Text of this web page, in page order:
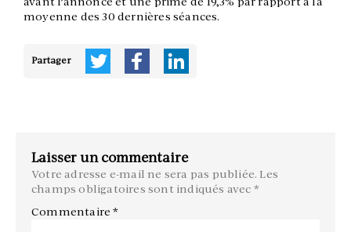
moyenne des 30 dernières séances.
Partager
Laisser un commentaire
Votre adresse e-mail ne sera pas publiée. Les
champs obligatoires sont indiqués avec *
Commentaire*